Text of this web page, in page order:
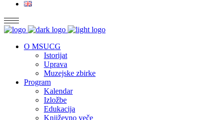
O MSUCG
Istorijat
Uprava
Muzejske zbirke
Program
Kalendar
Izložbe
Edukacija
Književno veče